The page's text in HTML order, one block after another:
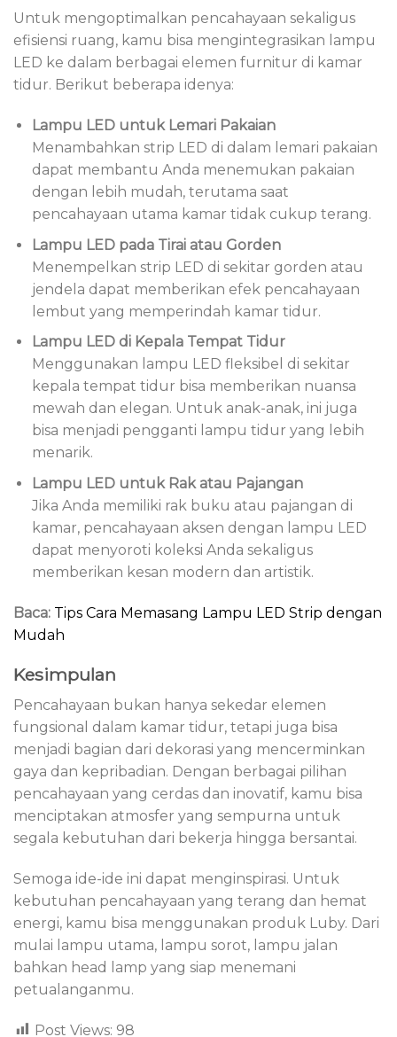
Untuk mengoptimalkan pencahayaan sekaligus
efisiensi ruang, kamu bisa mengintegrasikan lampu
LED ke dalam berbagai elemen furnitur di kamar
tidur. Berikut beberapa idenya:
Lampu LED untuk Lemari Pakaian
Menambahkan strip LED di dalam lemari pakaian
dapat membantu Anda menemukan pakaian
dengan lebih mudah, terutama saat
pencahayaan utama kamar tidak cukup terang.
Lampu LED pada Tirai atau Gorden
Menempelkan strip LED di sekitar gorden atau
jendela dapat memberikan efek pencahayaan
lembut yang memperindah kamar tidur.
Lampu LED di Kepala Tempat Tidur
Menggunakan lampu LED fleksibel di sekitar
kepala tempat tidur bisa memberikan nuansa
mewah dan elegan. Untuk anak-anak, ini juga
bisa menjadi pengganti lampu tidur yang lebih
menarik.
Lampu LED untuk Rak atau Pajangan
Jika Anda memiliki rak buku atau pajangan di
kamar, pencahayaan aksen dengan lampu LED
dapat menyoroti koleksi Anda sekaligus
memberikan kesan modern dan artistik.
Baca: Tips Cara Memasang Lampu LED Strip dengan
Mudah
Kesimpulan
Pencahayaan bukan hanya sekedar elemen
fungsional dalam kamar tidur, tetapi juga bisa
menjadi bagian dari dekorasi yang mencerminkan
gaya dan kepribadian. Dengan berbagai pilihan
pencahayaan yang cerdas dan inovatif, kamu bisa
menciptakan atmosfer yang sempurna untuk
segala kebutuhan dari bekerja hingga bersantai.
Semoga ide-ide ini dapat menginspirasi. Untuk
kebutuhan pencahayaan yang terang dan hemat
energi, kamu bisa menggunakan produk Luby. Dari
mulai lampu utama, lampu sorot, lampu jalan
bahkan head lamp yang siap menemani
petualanganmu.
Post Views: 98